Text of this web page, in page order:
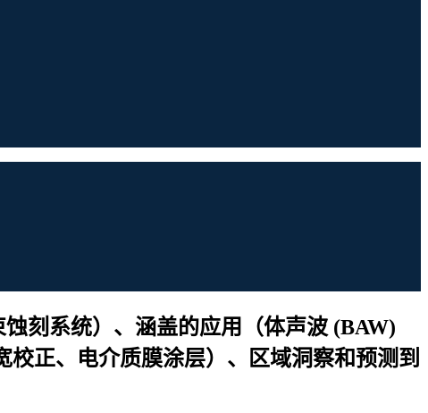
刻系统）、涵盖的应用（体声波 (BAW)
正、电介质膜涂层）、区域洞察和预测到